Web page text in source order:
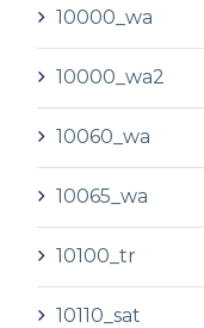
10000_wa
10000_wa2
10060_wa
10065_wa
10100_tr
10110_sat